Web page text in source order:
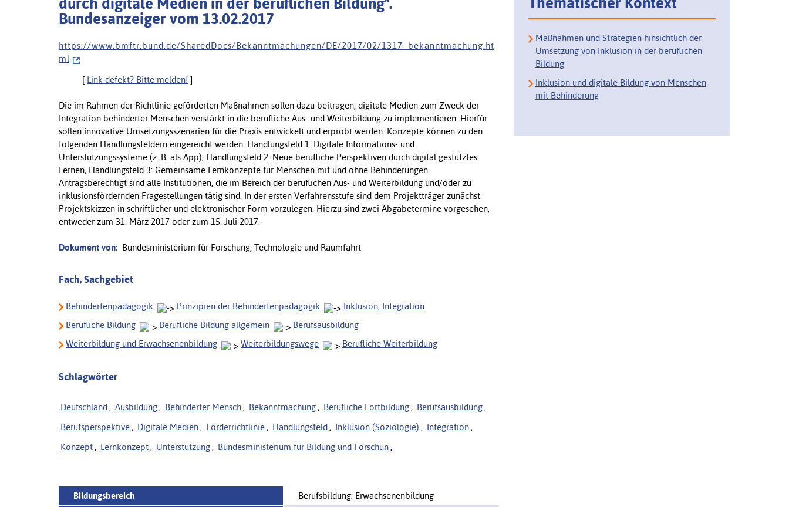
durch digitale Medien in der beruflichen Bildung".
Bundesanzeiger vom 13.02.2017
h t t p s : / / w w w . b m f t r . b u n d . d e / S h a r e d D o c s / B e k a n n t m a c h u n g e n / D E / 2 0 1 7 / 0 2 / 1 3 1 7 _ b e k a n n t m a c h u n g . h t
m l
[ Link defekt? Bitte melden! ]
Die im Rahmen der Richtlinie geförderten Maßnahmen sollen dazu beitragen, digitale Medien zum Zweck der
Integration behinderter Menschen verstärkt in die berufliche Aus- und Weiterbildung zu implementieren. Hierfür
sollen innovative Umsetzungsszenarien für die Praxis entwickelt und erprobt werden. Konzepte können zu den
folgenden Handlungsfeldern eingereicht werden: Handlungsfeld 1: Digitale Informations- und
Unterstützungssysteme (z. B. als App), Handlungsfeld 2: Neue berufliche Perspektiven durch digital gestütztes
Lernen, Handlungsfeld 3: Gemeinsame Lernkonzepte für Menschen mit und ohne Behinderungen.
Antragsberechtigt sind alle Institutionen, die im Bereich der beruflichen Aus- und Weiterbildung und/oder zu
inklusionsfördernden Fragestellungen tätig sind. In der ersten Verfahrensstufe sind dem Projektträger zunächst
Projektskizzen in schriftlicher und elektronischer Form vorzulegen. Hierzu sind zwei Abgabetermine vorgesehen,
entweder zum 31. März 2017 oder zum 15. Juli 2017.
Dokument von: Bundesministerium für Forschung, Technologie und Raumfahrt
Fach, Sachgebiet
Behindertenpädagogik Prinzipien der Behindertenpädagogik
Inklusion, Integration
Berufliche Bildung
Berufliche Bildung allgemein
Berufsausbildung
Weiterbildung und Erwachsenenbildung
Weiterbildungswege Berufliche Weiterbildung
Schlagwörter
Deutschland , Ausbildung , Behinderter Mensch , Bekanntmachung , Berufliche Fortbildung , Berufsausbildung ,
Berufsperspektive , Digitale Medien , Förderrichtlinie , Handlungsfeld , Inklusion (Soziologie) , Integration ,
Konzept , Lernkonzept , Unterstützung , Bundesministerium für Bildung und Forschun ,
Bildungsbereich
Berufsbildung; Erwachsenenbildung
Maßnahmen und Strategien hinsichtlich der
Umsetzung von Inklusion in der beruflichen
Bildung
Inklusion und digitale Bildung von Menschen
mit Behinderung